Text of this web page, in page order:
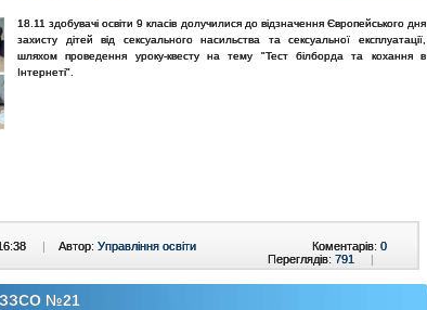
18.11 здобувачі освіти 9 класів долучилися до відзначення Європейського дня
захисту дітей від сексуального насильства та сексуальної експлуатації,
шляхом проведення уроку-квесту на тему "Тест білборда та кохання в
Інтернеті".
| Автор: Управління освіти Коментарів: 0
Переглядів: 791 |
ЗЗСО №21